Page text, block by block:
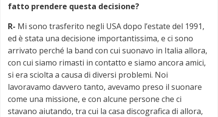
fatto prendere questa decisione?
R- Mi sono trasferito negli USA dopo l’estate del 1991,
ed è stata una decisione importantissima, e ci sono
arrivato perché la band con cui suonavo in Italia allora,
con cui siamo rimasti in contatto e siamo ancora amici,
si era sciolta a causa di diversi problemi. Noi
lavoravamo davvero tanto, avevamo preso il suonare
come una missione, e con alcune persone che ci
stavano aiutando, tra cui la casa discografica di allora,